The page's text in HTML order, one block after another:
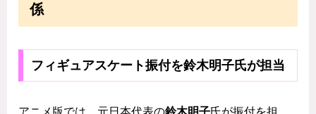
係
フィギュアスケート振付を鈴木明子氏が担当
アニメ版では、元日本代表の鈴木明子氏が振付を担